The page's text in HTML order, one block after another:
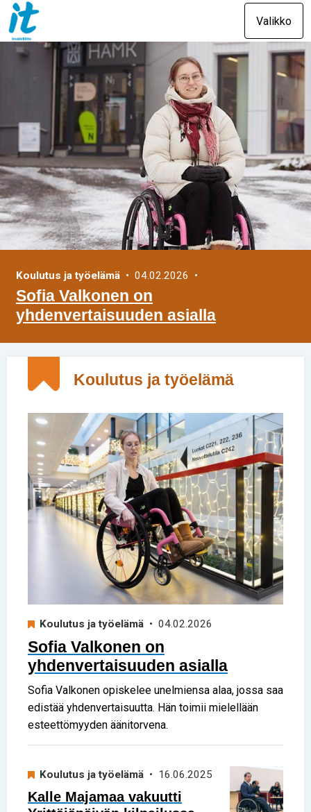
Valikko
Koulutus ja työelämä • 04.02.2026 •
Sofia Valkonen on
yhdenvertaisuuden asialla
Koulutus ja työelämä
Koulutus ja työelämä • 04.02.2026
Sofia Valkonen on
yhdenvertaisuuden asialla
Sofia Valkonen opiskelee unelmiensa alaa, jossa saa
edistää yhdenvertaisuutta. Hän toimii mielellään
esteettömyyden äänitorvena.
Koulutus ja työelämä • 16.06.2025
Kalle Majamaa vakuutti